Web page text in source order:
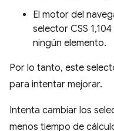
El motor del
selector CSS
ningún elemento.
Por lo tanto, este
para intentar mejorar.
Intenta cambiar los
menos tiempo de